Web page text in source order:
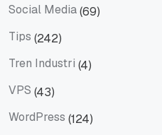
Social Media(69)
Tips (242)
Tren Industri (4)
VPS (43)
WordPress (124)